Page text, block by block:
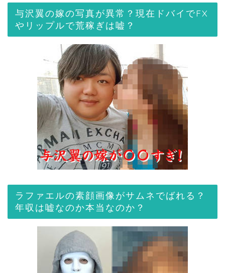
与沢翼の嫁の写真が異常？現在ドバイでFX
やリップルで荒稼ぎは嘘？
ラファエルの素顔画像がサムネでばれる？
年収は嘘なのか本当なのか？